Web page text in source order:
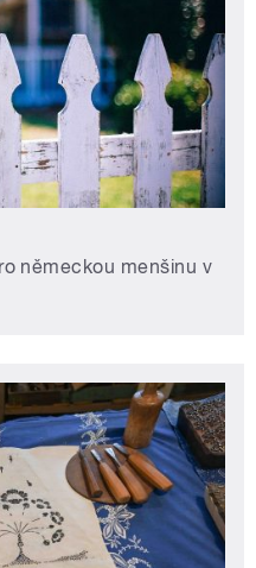
německou menšinu v